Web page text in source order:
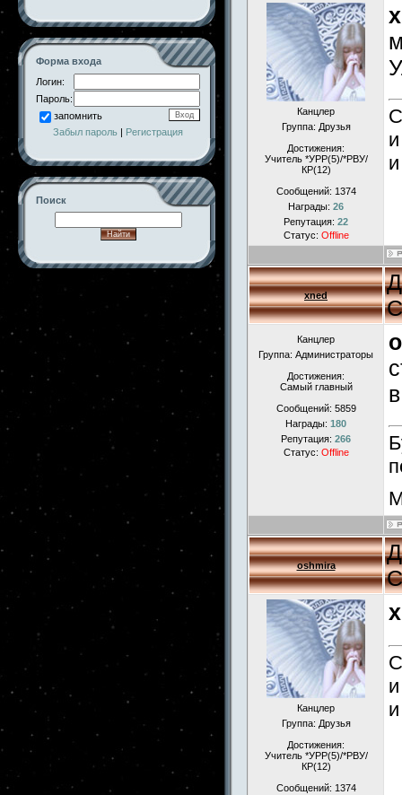
Форма входа
Логин:
Пароль:
запомнить
Забыл пароль | Регистрация
Поиск
Канцлер
Группа: Друзья
Достижения:
Учитель *УРР(5)/*РВУ/
КР(12)
Сообщений: 1374
Награды: 26
Репутация: 22
Статус: Offline
xned
Канцлер
Группа: Администраторы
Достижения:
Самый главный
Сообщений: 5859
Награды: 180
Репутация: 266
Статус: Offline
oshmira
Канцлер
Группа: Друзья
Достижения:
Учитель *УРР(5)/*РВУ/
КР(12)
Сообщений: 1374